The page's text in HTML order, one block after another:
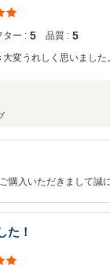
ター : 5 品質 : 5
変うれしく思いました
た！